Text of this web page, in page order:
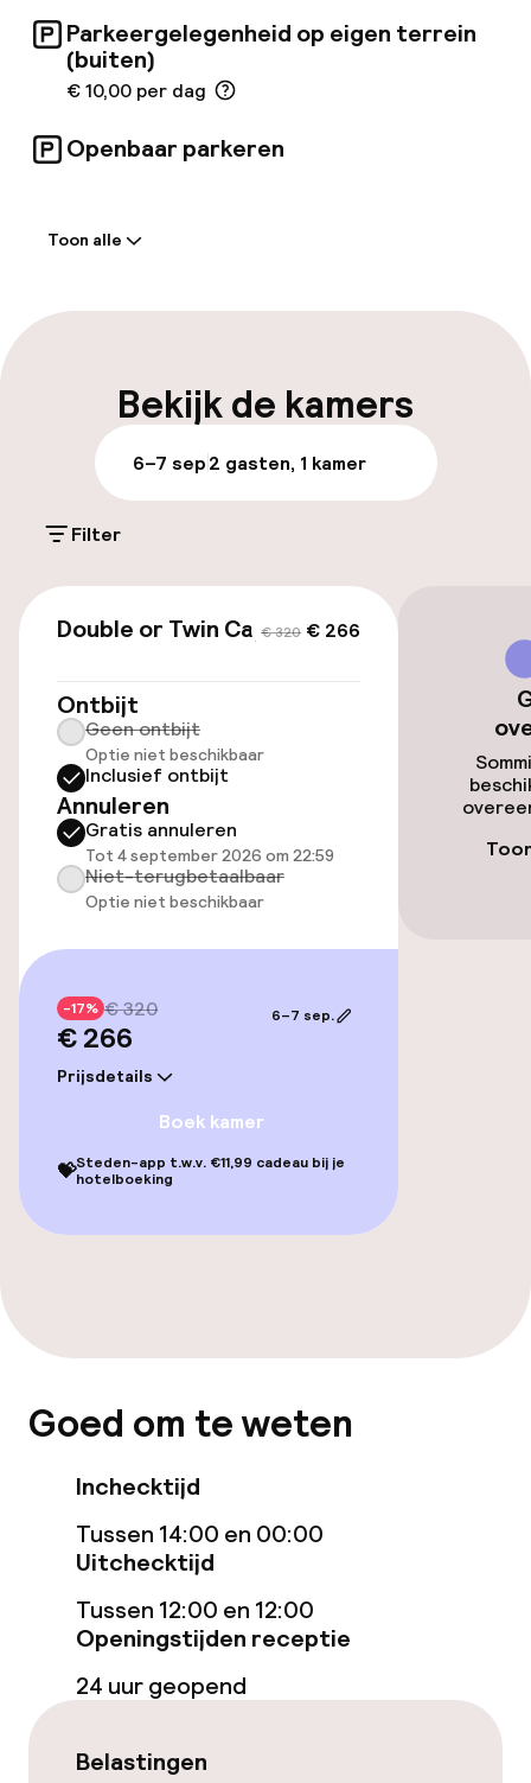
Parkeergelegenheid op eigen terrein
(buiten)
€ 10,00 per dag
Openbaar parkeren
Meertalige medewerkers
Parkeren & mobiliteit
Parkeergelegenheid op eigen terrein
(buiten)
Parkeergelegenheid op eigen terrein
Openbaar parkeren
Toegankelijkheid
Overal rolstoeltoegankelijk
Zwemmen & wellness
Fitnessruimte / gym
Entertainment
Eet- en drinkdiensten
Ontbijtbuffet
Schoonmaakvoorzieningen
Wasservice
Zakelijke faciliteiten
Conferentieruimte
Toon alle
Bekijk de kamers
6–7 sep2 gasten, 1 kamer
Filter
€ 320 € 266
Double or Twin Capacity 3
Ontbijt
Geen ontbijt
Optie niet beschikbaar
Inclusief ontbijt
Annuleren
Gratis annuleren
Tot 4 september 2026 om 22:59
Niet-terugbetaalbaar
Optie niet beschikbaar
-17% € 320
€ 266
Prijsdetails
6–7 sep.
Boek kamer
💝Steden-app t.w.v. €11,99 cadeau bij je
hotelboeking
Goed om te weten
Inchecktijd
Tussen 14:00 en 00:00
Uitchecktijd
Tussen 12:00 en 12:00
Openingstijden receptie
24 uur geopend
Belastingen